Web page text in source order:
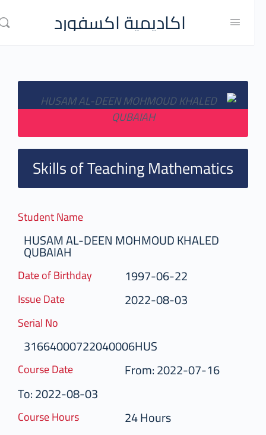
اكاديمية اكسفورد
Skills of Teaching Mathematics
Student Name
HUSAM AL-DEEN MOHMOUD KHALED
QUBAIAH
Date of Birthday 1997-06-22
Issue Date 2022-08-03
Serial No
31664000722040006HUS
Course Date
From: 2022-07-16
To: 2022-08-03
Course Hours 24 Hours